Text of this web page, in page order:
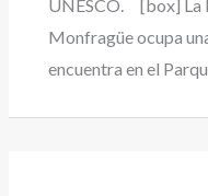
UNESCO. [box] La
Monfragüe ocupa
encuentra en el